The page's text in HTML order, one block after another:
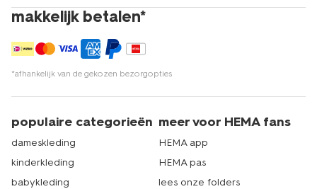
makkelijk betalen*
*afhankelijk van de gekozen bezorgopties
populaire categorieën
dameskleding
kinderkleding
babykleding
meer voor HEMA fans
HEMA app
HEMA pas
lees onze folders